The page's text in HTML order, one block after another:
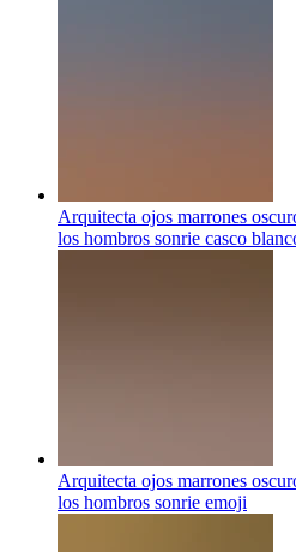
Arquitecta ojos marrones
los hombros sonrie casco
Arquitecta ojos marrones
los hombros sonrie emoji